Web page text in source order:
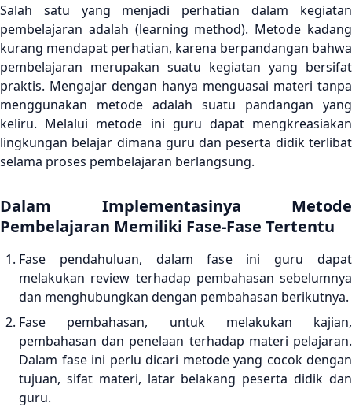
Salah satu yang menjadi perhatian dalam kegiatan
pembelajaran adalah (learning method). Metode kadang
kurang mendapat perhatian, karena berpandangan bahwa
pembelajaran merupakan suatu kegiatan yang bersifat
praktis. Mengajar dengan hanya menguasai materi tanpa
menggunakan metode adalah suatu pandangan yang
keliru. Melalui metode ini guru dapat mengkreasiakan
lingkungan belajar dimana guru dan peserta didik terlibat
selama proses pembelajaran berlangsung.
Dalam Implementasinya Metode
Pembelajaran Memiliki Fase-Fase Tertentu
Fase pendahuluan, dalam fase ini guru dapat
melakukan review terhadap pembahasan sebelumnya
dan menghubungkan dengan pembahasan berikutnya.
Fase pembahasan, untuk melakukan kajian,
pembahasan dan penelaan terhadap materi pelajaran.
Dalam fase ini perlu dicari metode yang cocok dengan
tujuan, sifat materi, latar belakang peserta didik dan
guru.